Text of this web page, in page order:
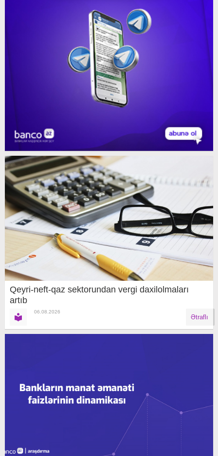
Qeyri-neft-qaz sektorundan vergi daxilolmaları
artıb
06.08.2026
Ətraflı